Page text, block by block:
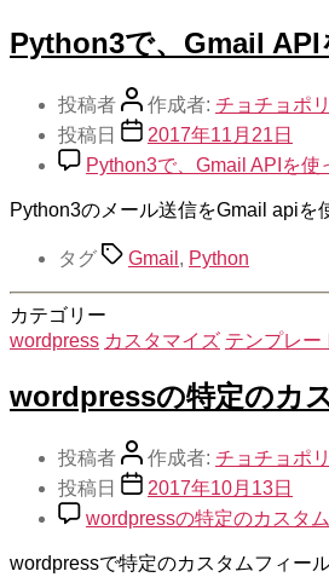
Python3で、Gmail API
投稿者 作成者: チョチョポ
投稿日
2017年11月21日
Python3で、Gmail APIを
Python3のメール送信をGmail api
タグ Gmail , Python
カテゴリー
wordpress カスタマイズ テンプレー
wordpressの特定のカ
投稿者 作成者: チョチョポ
投稿日
2017年10月13日
wordpressの特定のカスタ
wordpressで特定のカスタムフィー